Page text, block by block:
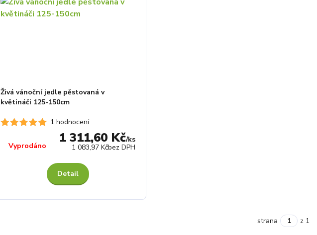
1 hodnocení
Živá vánoční jedle pěstovaná v
květináči 125-150cm
1 311,60 Kč/ks
1 083,97 Kčbez DPH
Vyprodáno
Detail
strana z 1